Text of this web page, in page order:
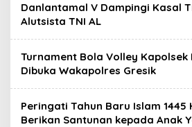
Danlantamal V Dampingi Kasal
Alutsista TNI AL
Turnament Bola Volley
Dibuka Wakapolres Gresik
Peringati Tahun Baru Islam 1445
Berikan Santunan kepada Anak